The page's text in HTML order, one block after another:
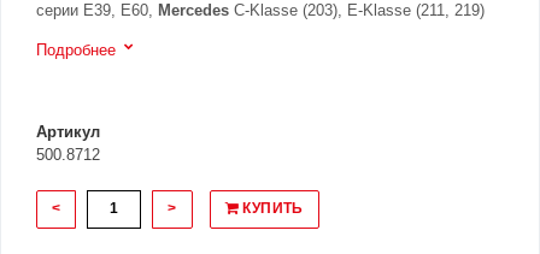
серии E39, E60, Mercedes C-Klasse (203), E-Klasse (211, 219)
Подробнее
Артикул
500.8712
< > КУПИТЬ